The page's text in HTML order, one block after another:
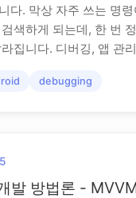
다. 막상 자주 쓰는 명
색하게 되는데, 한 번
집니다. 디버깅, 앱 관
debugging
발 방법론 -